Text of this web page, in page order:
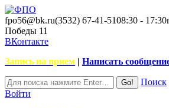
fpo56@bk.ru(3532) 67-41-5108:30 - 17:30
Победы 11
ВКонтакте
Запись на прием | Написать
Поиск
Войти